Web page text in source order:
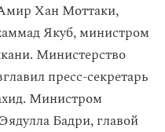
Хан Моттаки,
Якуб, министром
Министерство
пресс-секретарь
Министром
Бадри, главой